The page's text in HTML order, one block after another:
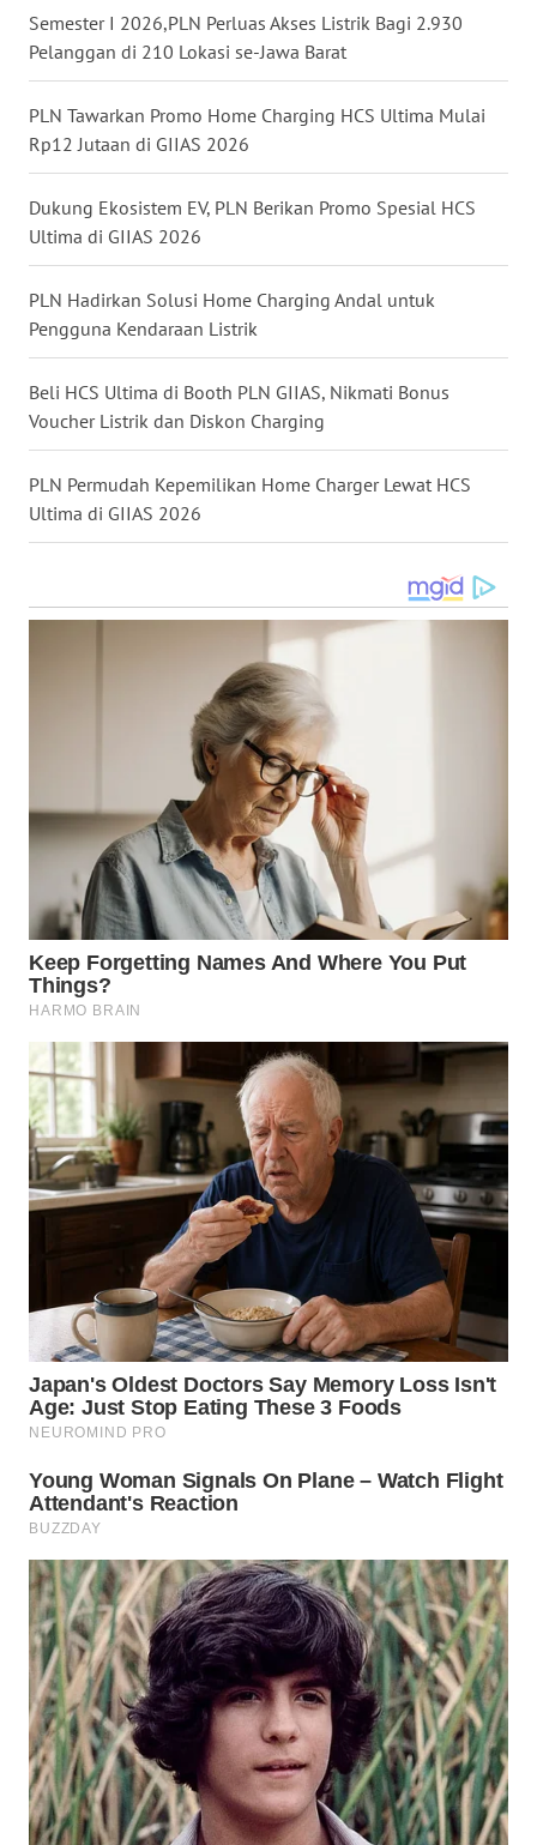
Semester I 2026,PLN Perluas Akses Listrik Bagi 2.930
Pelanggan di 210 Lokasi se-Jawa Barat
PLN Tawarkan Promo Home Charging HCS Ultima Mulai
Rp12 Jutaan di GIIAS 2026
Dukung Ekosistem EV, PLN Berikan Promo Spesial HCS
Ultima di GIIAS 2026
PLN Hadirkan Solusi Home Charging Andal untuk
Pengguna Kendaraan Listrik
Beli HCS Ultima di Booth PLN GIIAS, Nikmati Bonus
Voucher Listrik dan Diskon Charging
PLN Permudah Kepemilikan Home Charger Lewat HCS
Ultima di GIIAS 2026
KALBAR
KALTENG
WN
KALTARA
WN
KALSEL
WN
KALTIM
WN
WN
MALUT
WN
DAIRI
WN
DANAU
WN
NIAS
WN
LANGKAT
TAPANULI
SELATAN
WN
TANJUNG
LESUNG
WN
KARO
WN
SIMALUNGUN
WN
LABUHANBATU
WN
TAPANULI
TENGAH